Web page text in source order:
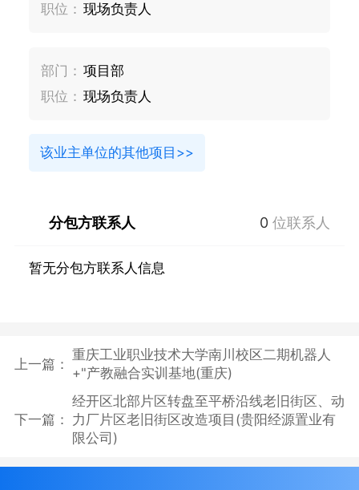
职位： 现场负责人
部门： 项目部
职位： 现场负责人
该业主单位的其他项目>>
分包方联系人 0 位联系人
暂无分包方联系人信息
上一篇：
重庆工业职业技术大学南川校区二期机器人
+"产教融合实训基地(重庆)
下一篇：
经开区北部片区转盘至平桥沿线老旧街区、动
力厂片区老旧街区改造项目(贵阳经源置业有
限公司)